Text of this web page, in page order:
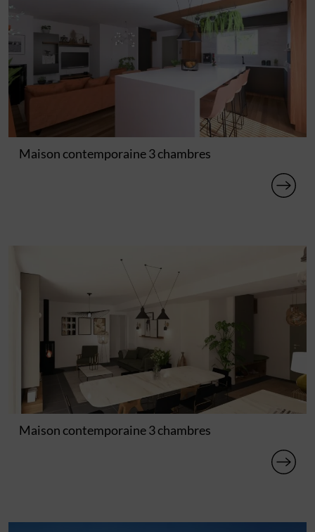
Maison contemporaine 3 chambres
Maison contemporaine 3 chambres